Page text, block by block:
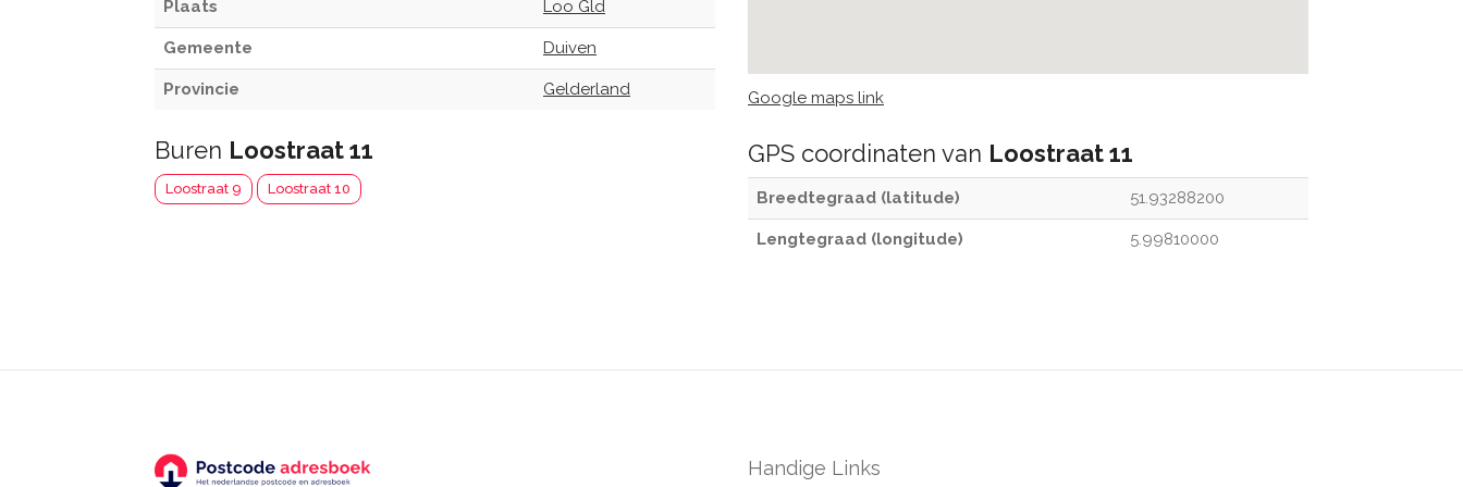
Plaats Loo Gld
Gemeente Duiven
Provincie Gelderland
Buren Loostraat 11
Loostraat 9 Loostraat 10
Google maps link
GPS coordinaten van Loostraat 11
Breedtegraad (latitude) 51.93288200
Lengtegraad (longitude) 5.99810000
Handige Links